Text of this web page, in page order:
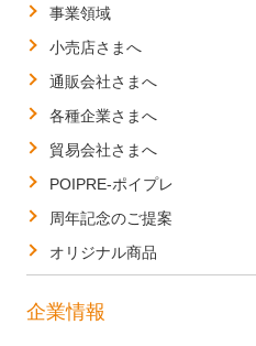
事業領域
小売店さまへ
通販会社さまへ
各種企業さまへ
貿易会社さまへ
POIPRE-ポイプレ
周年記念のご提案
オリジナル商品
企業情報